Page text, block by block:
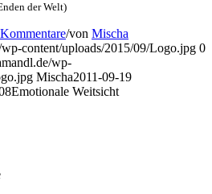
der Welt)
/von Mischa
content/uploads/2015/09/Logo.jpg 0
wp-
Mischa2011-09-19
Emo­tio­na­le Weitsicht